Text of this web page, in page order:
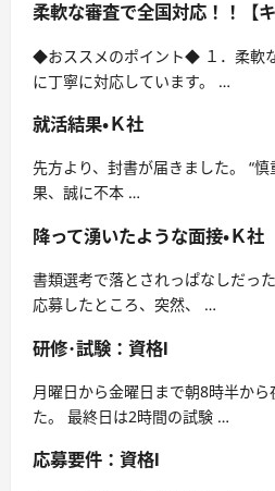
柔軟な審査で全国対応！！【
◆おススメのポイント◆ １．柔軟
に丁寧に対応しています。 …
就活結果・Ｋ社
先方より、封書が届きました。 “
果、誠に不本 …
降って湧いたような面接・Ｋ社
書類選考で落とされっぱなしだっ
応募したところ、突然、 …
研修･試験：資格I
月曜日から金曜日まで朝8時半か
た。 最終日は2時間の試験 …
応募要件：資格I